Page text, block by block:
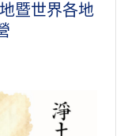
暨世界各地